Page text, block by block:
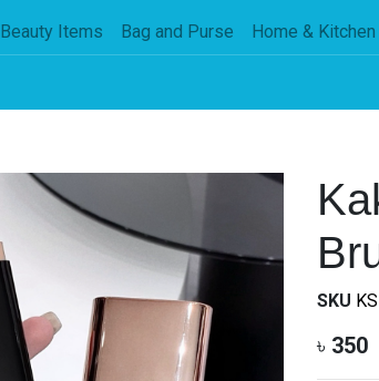
Beauty Items Bag and Purse Home & Kitchen
SKU
৳ 350